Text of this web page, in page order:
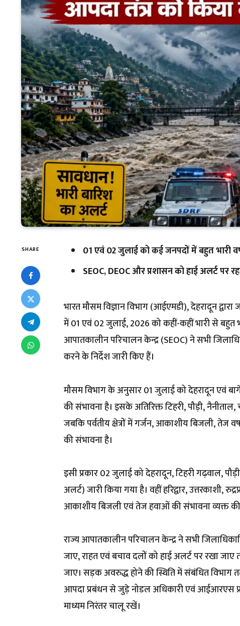
SHARE
01 एवं 02 जुलाई को कई जनपदों में बहुत भारी
SEOC, DEOC और प्रशासन को हाई अलर्ट पर
भारत मौसम विज्ञान विभाग (आईएमडी), देहरादून
में 01 एवं 02 जुलाई, 2026 को कहीं-कहीं भारी से बहुत
आपातकालीन परिचालन केन्द्र (SEOC) ने सभी
करने के निर्देश जारी किए हैं।
मौसम विभाग के अनुसार 01 जुलाई को देहरादून एवं
की संभावना है। इसके अतिरिक्त टिहरी, पौड़ी,
जबकि पर्वतीय क्षेत्रों में गर्जन, आकाशीय बिजली, तेज
की संभावना है।
इसी प्रकार 02 जुलाई को देहरादून, टिहरी गढ़वाल,
अलर्ट) जारी किया गया है। वहीं हरिद्वार, उत्तरकाशी,
आकाशीय बिजली एवं तेज हवाओं की संभावना व्यक्त
राज्य आपातकालीन परिचालन केन्द्र ने सभी
जाए, राहत एवं बचाव दलों को हाई अलर्ट पर रखा जाए
जाए। सड़क अवरुद्ध होने की स्थिति में संबंधित विभाग
आपदा प्रबंधन से जुड़े नोडल अधिकारी एवं आईआरएस
माध्यम निरंतर चालू रखें।